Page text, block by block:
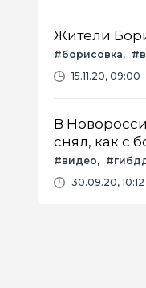
Жители
#борисовка
15.11.20, 09:00
В
снял, как с
#видео
30.09.20, 10:12